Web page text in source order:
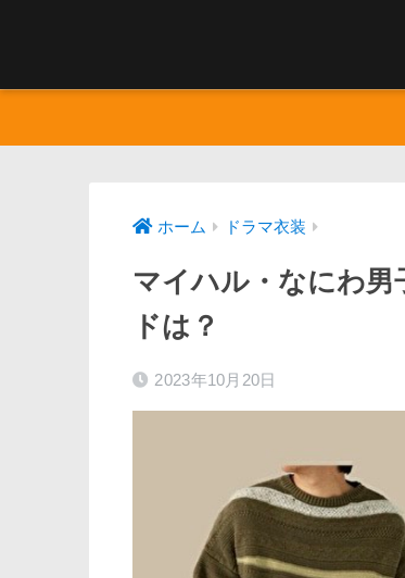
ホーム ドラマ衣装
マイハル・なにわ男
ドは？
2023年10月20日